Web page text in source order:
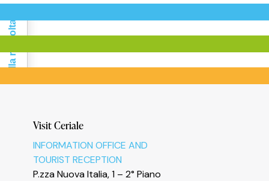
Visit Ceriale
INFORMATION OFFICE AND
TOURIST RECEPTION
P.zza Nuova Italia, 1 – 2° Piano
Informativa sulla raccolta